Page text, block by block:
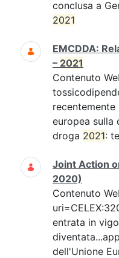
conclusa a
2021
EMCDDA:
– 2021
Contenuto
recentemente
europea sulla
droga 2021:
Joint Action
2020)
Contenuto
entrata in
dell'Unione